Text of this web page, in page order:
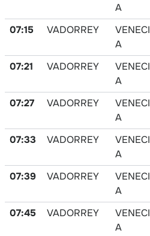
A
07:15
VADORREY
VENECI
A
07:21
VADORREY
VENECI
A
07:27
VADORREY
VENECI
A
07:33
VADORREY
VENECI
A
07:39
VADORREY
VENECI
A
07:45
VADORREY
VENECI
A